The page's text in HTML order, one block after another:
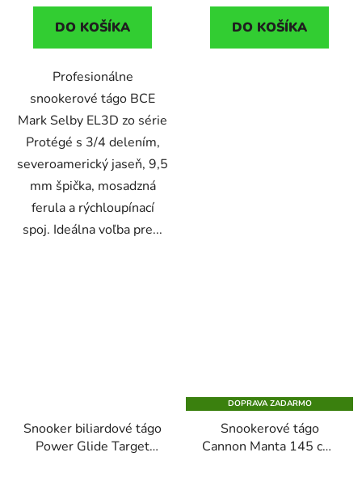
DO KOŠÍKA
Profesionálne
snookerové tágo BCE
Mark Selby EL3D zo série
Protégé s 3/4 delením,
severoamerický jaseň, 9,5
mm špička, mosadzná
ferula a rýchloupínací
spoj. Ideálna voľba pre...
DO KOŠÍKA
Snooker biliardové tágo
Power Glide Target
DOPRAVA ZADARMO
Snookerové tágo
Cannon Manta 145 cm,